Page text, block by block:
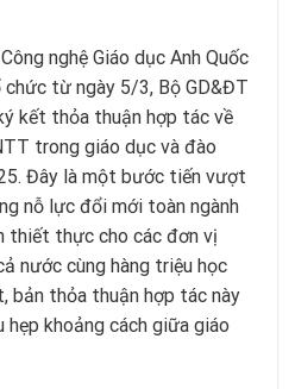
nghệ Giáo dục Anh Quốc
từ ngày 5/3, Bộ GD&ĐT
kết thỏa thuận hợp tác về
trong giáo dục và đào
Đây là một bước tiến vượt
nỗ lực đổi mới toàn ngành
thiết thực cho các đơn vị
nước cùng hàng triệu học
bản thỏa thuận hợp tác này
khoảng cách giữa giáo